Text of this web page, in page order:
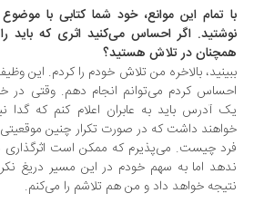
تمام این موانع، خود شما کتابی با موضوع
اگر احساس می‌کنید اثری که باید را
در تلاش‌ هستید؟
بالاخره من تلاش خودم را کردم. این وظیفه
کردم می‌توانم انجام دهم. وقتی در خیابان
آدرس باید به عابران اعلام کنم که گدا نیستم،
داشت که در صورت تکرار چنین موقعیتی،
چیست. می‌پذیرم که ممکن است اثرگذاری در
اما به سهم خودم در این مسیر دریغ نکردم.
خواهد داد و من هم تلاشم را می‌کنم.